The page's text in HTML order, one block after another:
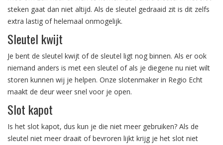
steken gaat dan niet altijd. Als de sleutel gedraaid zit is dit zelfs
extra lastig of helemaal onmogelijk.
Sleutel kwijt
Je bent de sleutel kwijt of de sleutel ligt nog binnen. Als er ook
niemand anders is met een sleutel of als je diegene nu niet wilt
storen kunnen wij je helpen. Onze slotenmaker in Regio Echt
maakt de deur weer snel voor je open.
Slot kapot
Is het slot kapot, dus kun je die niet meer gebruiken? Als de
sleutel niet meer draait of bevroren lijkt krijg je het slot niet